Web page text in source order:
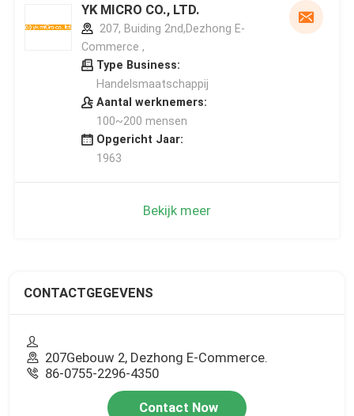
YK MICRO CO., LTD.
207, Buiding 2nd,Dezhong E-
Commerce ,
Type Business:
Handelsmaatschappij
Aantal werknemers:
100~200 mensen
Opgericht Jaar:
1963
Bekijk meer
CONTACTGEGEVENS
207Gebouw 2, Dezhong E-Commerce.
86-0755-2296-4350
Contact Now